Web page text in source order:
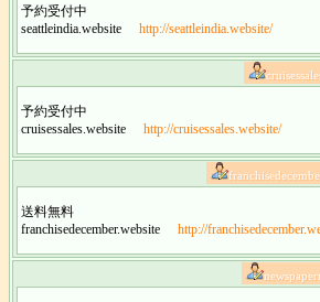
予約受付中
seattleindia.website
http://seattleindia.website/
予約受付中
cruisessales.website
http://cruisessales.website/
送料無料
franchisedecember.website
http://